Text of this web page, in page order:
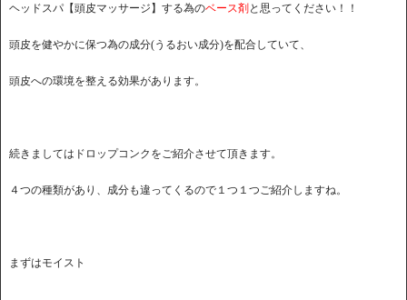
ヘッドスパ【頭皮マッサージ】する為のベース剤と思ってください！！
頭皮を健やかに保つ為の成分(うるおい成分)を配合していて、
頭皮への環境を整える効果があります。
続きましてはドロップコンクをご紹介させて頂きます。
４つの種類があり、成分も違ってくるので１つ１つご紹介しますね。
まずはモイスト